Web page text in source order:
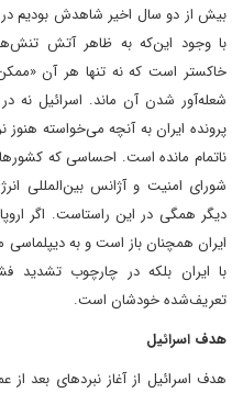
بیش از دو سال اخیر شاهدش بودیم
با وجود این‌که به ظاهر آتش
خاکستر است که نه تنها هر آن
شعله‌آور شدن آن ماند. اسرائیل نه در
پرونده ایران به آنچه می‌خواسته هنوز
ناتمام مانده است. احساسی که
شورای امنیت و آژانس بین‌المللی
دیگر همگی در این راستاست. اگر
ایران همچنان باز است و به دیپلماسی
با ایران بلکه در چارچوب تشدید
تعریف‌شده خودشان است.
هدف اسرائیل